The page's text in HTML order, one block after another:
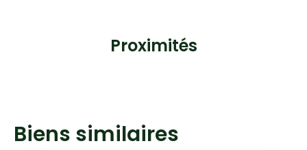
Proximités
Biens similaires